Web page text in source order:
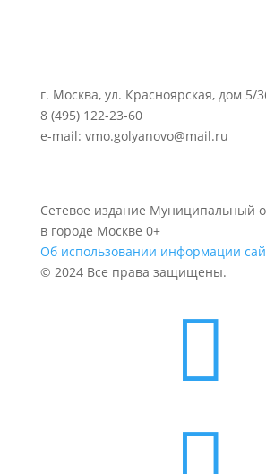
г. Москва, ул. Красноярская, дом 5/
8 (495) 122-23-60
e-mail: vmo.golyanovo@mail.ru
Сетевое издание Муниципальный
в городе Москве 0+
Об использовании информации
© 2024 Все права защищены.
